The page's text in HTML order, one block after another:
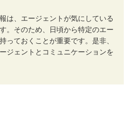
は、エージェントが気にしている
。そのため、日頃から特定のエー
っておくことが重要です。是非、
ジェントとコミュニケーションを